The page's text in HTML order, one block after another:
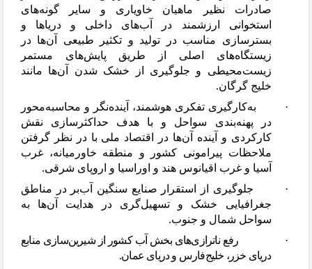
صادرات نظیر ماهیان خاویاری و سایر گونههای
استخوانی ارزشمند در آبهای داخلی و دریاها و
بسترسازی مناسب در تولید و تکثیر طبیعی آنها در
زیستگاههای اصلی از طریق پایشهای مستمر
زیستمحیطی و جلوگیری از خشک شدن آنها مانند
خلیج گرگان.
· بهکارگیری تفکری هوشمند، آیندهنگر و محاسبهمحور
در پهنهبندی سواحل و با هدف حداکثرسازی نقش
کارکردی و آینده آنها در اقتصاد ملی با در نظر گرفتن
ملاحظات پیرامونی کشور و منطقه خاورمیانه، غرب
آسیا و غرب اقیانوس هند و اوراسیا و اروپای شرقی.
· جلوگیری از استقرار صنایع سنگین آببر در مناطق
جغرافیایی خشک و تسهیلگری در هدایت آنها به
سواحل شمال و جنوب.
· رفع ناترازیهای بخش آب کشور از شیرینسازی منابع
دریای خزر، خلیجفارس و دریای عمان.